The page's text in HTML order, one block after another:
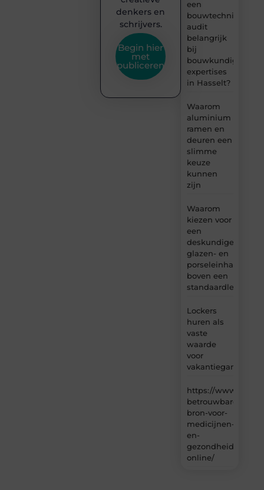
een
bouwtechnische
audit
belangrijk
bij
bouwkundige
expertises
in Hasselt?
Waarom
aluminium
ramen en
deuren een
slimme
keuze
kunnen
zijn
Waarom
kiezen voor
een
deskundige
glazen- en
porseleinhandelaar
boven een
Lockers
huren als
vaste
waarde
voor
vakantiegangers
https://
betrouwbare-
bron-voor-
medicijnen-
en-
online/
denkers en
schrijvers.
Begin hier
met
publiceren